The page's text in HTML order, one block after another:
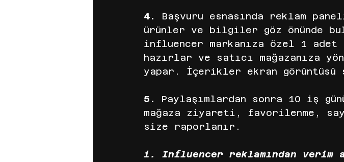
4. Başvuru esnasında reklam
ürünler ve bilgiler göz önünde
influencer markanıza özel 1
hazırlar ve satıcı mağazanıza
yapar. İçerikler ekran görüntüsü
5. Paylaşımlardan sonra 10 iş
mağaza ziyareti, favorilenme,
size raporlanır.
i. Influencer reklamından verim